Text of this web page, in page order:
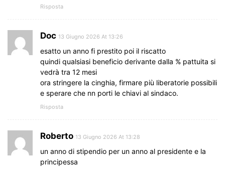
Risposta
Doc 13 Giugno 2026 At 13:26
esatto un anno fi prestito poi il riscatto
quindi qualsiasi beneficio derivante dalla % pattuita si
vedrà tra 12 mesi
ora stringere la cinghia, firmare più liberatorie possibili
e sperare che nn porti le chiavi al sindaco.
Risposta
Roberto 13 Giugno 2026 At 13:28
un anno di stipendio per un anno al presidente e la
principessa